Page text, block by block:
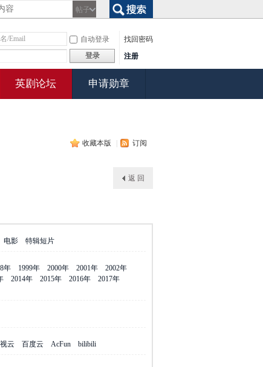
帖子
自动登录
找回密码
登录 注册
英剧论坛 申请勋章
收藏本版 订阅
返 回
电影 特辑短片
年 1999年 2000年 2001年
2002年
2014年 2015年 2016年
2017年
云 百度云 AcFun bilibili